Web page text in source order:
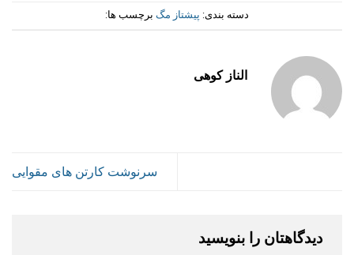
دسته بندی: پیشتاز مگ برچسب ها:
الناز کوهی
سرنوشت کارتن های مقوایی
دیدگاهتان را بنویسید